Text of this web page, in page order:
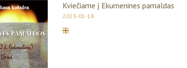
Kviečiame į Ekumenines pamaldas
2023-01-18